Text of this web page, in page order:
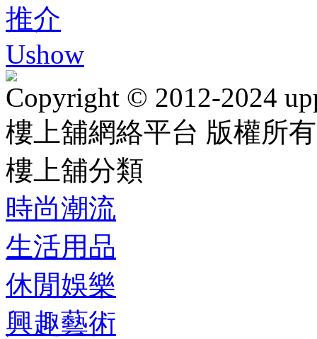
推介
Ushow
Copyright © 2012-2024
樓上舖網絡平台 版權所
樓上舖分類
時尚潮流
生活用品
休閒娛樂
興趣藝術